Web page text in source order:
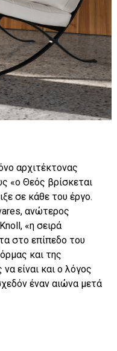
αρχιτέκτονας
«ο Θεός βρίσκεται
σε κάθε του έργο.
ανώτερος
«η σειρά
στο επίπεδο του
και της
είναι και ο λόγος
έναν αιώνα μετά